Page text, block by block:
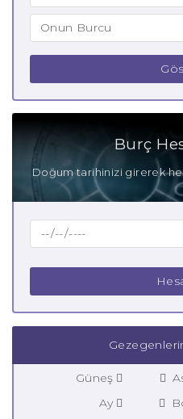
Burç
Doğum tarihinizi girerek
Güneş
Ay